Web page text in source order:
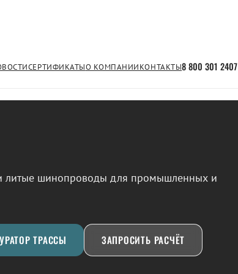
СЕРТИФИКАТЫО КОМПАНИИКОНТАКТЫ8 800 301 2407
Применение Продукция
литые шинопроводы для промышленных и
ТРАССЫ ЗАПРОСИТЬ РАСЧЁТ